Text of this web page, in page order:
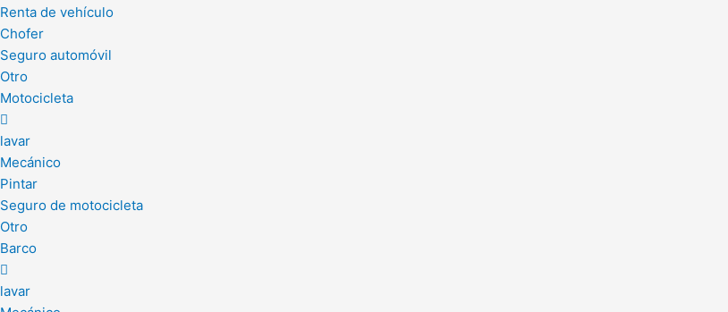
Renta de vehículo
Chofer
Seguro automóvil
Otro
Motocicleta
lavar
Mecánico
Pintar
Seguro de motocicleta
Otro
Barco
lavar